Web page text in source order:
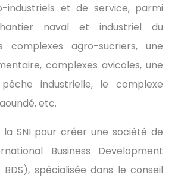
industriels et de service, parmi
naval et industriel du
complexes agro-sucriers, une
complexes avicoles, une
industrielle, le complexe
etc.
la SNI pour créer une société de
Business Development
spécialisée dans le conseil